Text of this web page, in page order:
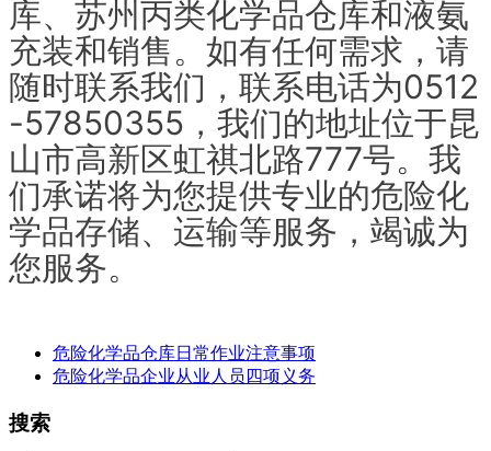
库、苏州丙类化学品仓库和液氨
充装和销售。如有任何需求，请
随时联系我们，联系电话为0512
-57850355，我们的地址位于昆
山市高新区虹祺北路777号。我
们承诺将为您提供专业的危险化
学品存储、运输等服务，竭诚为
您服务。
危险化学品仓库日常作业注意事项
危险化学品企业从业人员四项义务
搜索